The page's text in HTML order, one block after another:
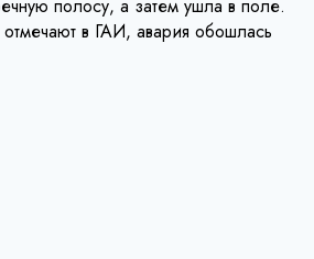
полосу, а затем ушла в поле.
отмечают в ГАИ, авария обошлась